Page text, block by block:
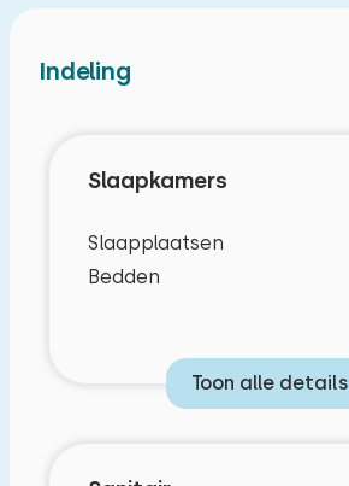
Indeling
Slaapkamers
Slaapplaatsen
Bedden
Toon alle details